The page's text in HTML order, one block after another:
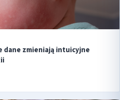
dane zmieniają intuicyjne